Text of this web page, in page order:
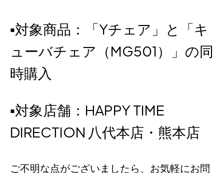
▪対象商品：「Yチェア」と「キ
ューバチェア（MG501）」の同
時購入
▪対象店舗：HAPPY TIME
DIRECTION 八代本店・熊本店
ご不明な点がございましたら、お気軽にお問